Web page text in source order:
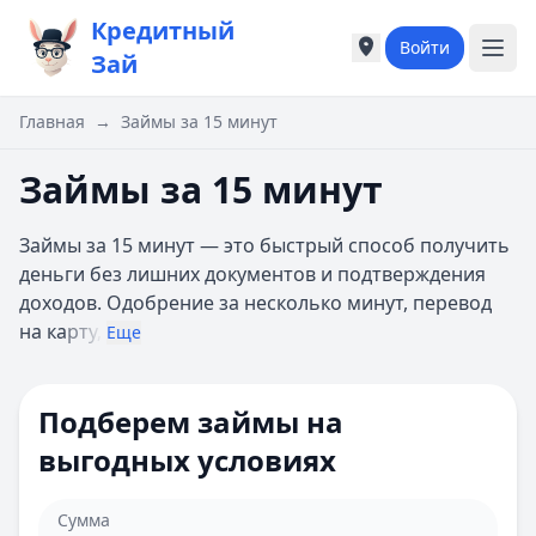
Кредитный
Зай
Города России
Казань
Астрахань
Б
Барнаул
Города России
Казань
Астрахань
Б
Барнаул
Войти
Главная → Займы за 15 минут
Займы за 15 минут
Займы за 15 минут — это быстрый способ получить
деньги без лишних документов и подтверждения
доходов. Одобрение за несколько минут, перевод
на карту, Еще
Подберем займы на
выгодных условиях
Сумма